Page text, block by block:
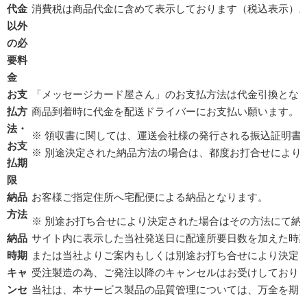
代金
以外
の必
要料
金
消費税は商品代金に含めて表示しております（税込表示）
お支
払方
法・
お支
払期
限
「メッセージカード屋さん」のお支払方法は代金引換とな
商品到着時に代金を配送ドライバーにお支払い願います。
※ 領収書に関しては、運送会社様の発行される振込証明書
※ 別途決定された納品方法の場合は、都度お打合せにより
納品
方法
お客様ご指定住所へ宅配便による納品となります。
※ 別途お打ち合せにより決定された場合はその方法にて納
納品
時期
サイト内に表示した当社発送日に配達所要日数を加えた時
または当社よりご案内もしくは別途お打ち合せにより決定
キャ
ンセ
受注製造の為、ご発注以降のキャンセルはお受けしており
当社は、本サービス製品の品質管理については、万全を期